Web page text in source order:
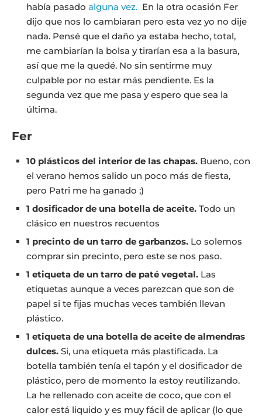
había pasado alguna vez. En la otra ocasión Fer
dijo que nos lo cambiaran pero esta vez yo no dije
nada. Pensé que el daño ya estaba hecho, total,
me cambiarían la bolsa y tirarían esa a la basura,
así que me la quedé. No sin sentirme muy
culpable por no estar más pendiente. Es la
segunda vez que me pasa y espero que sea la
última.
Fer
10 plásticos del interior de las chapas. Bueno, con
el verano hemos salido un poco más de fiesta,
pero Patri me ha ganado ;)
1 dosificador de una botella de aceite. Todo un
clásico en nuestros recuentos
1 precinto de un tarro de garbanzos. Lo solemos
comprar sin precinto, pero este se nos paso.
1 etiqueta de un tarro de paté vegetal. Las
etiquetas aunque a veces parezcan que son de
papel si te fijas muchas veces también llevan
plástico.
1 etiqueta de una botella de aceite de almendras
dulces. Si, una etiqueta más plastificada. La
botella también tenía el tapón y el dosificador de
plástico, pero de momento la estoy reutilizando.
La he rellenado con aceite de coco, que con el
calor está liquido y es muy fácil de aplicar (lo que